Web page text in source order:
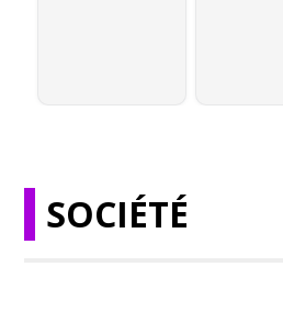
SOCIÉTÉ